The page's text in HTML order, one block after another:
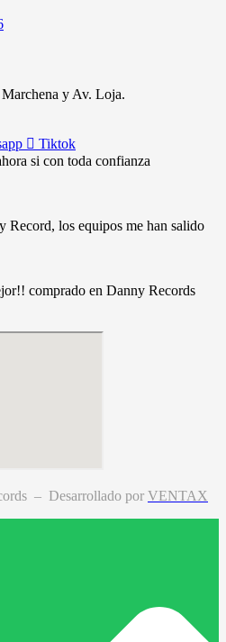
y Av. Loja.
Tiktok
si con toda confianza
Record, los equipos me han salido
comprado en Danny Records
– Desarrollado por VENTAX